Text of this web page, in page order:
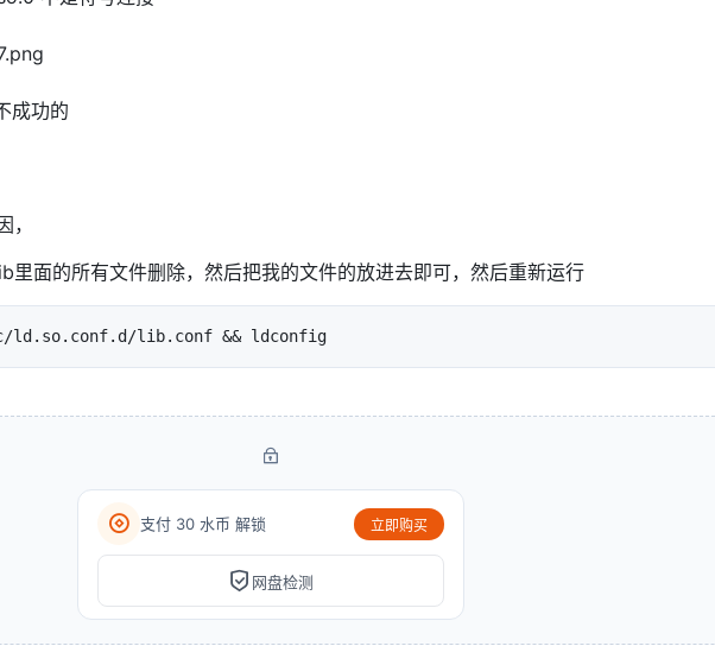
成功的
面的所有文件删除，然后把我的文件的放进去即可，然后重新运行
ld.so.conf.d/lib.conf && ldconfig
支付 30 水币 解锁 立即购买
网盘检测